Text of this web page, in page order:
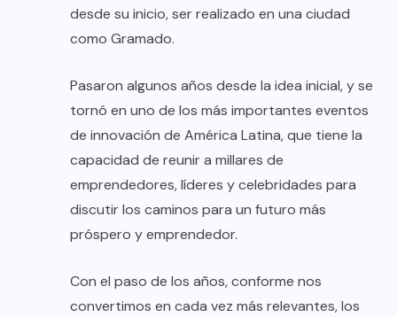
desde su inicio, ser realizado en una ciudad
como Gramado.
Pasaron algunos años desde la idea inicial, y se
tornó en uno de los más importantes eventos
de innovación de América Latina, que tiene la
capacidad de reunir a millares de
emprendedores, líderes y celebridades para
discutir los caminos para un futuro más
próspero y emprendedor.
Con el paso de los años, conforme nos
convertimos en cada vez más relevantes, los